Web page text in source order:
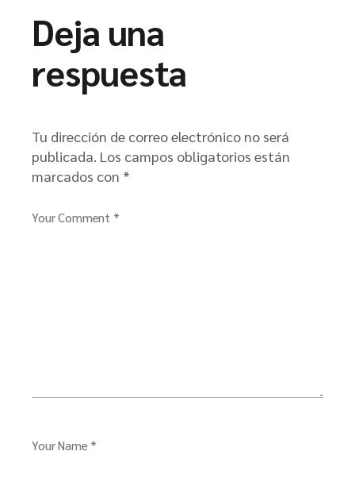
Deja una
respuesta
Tu dirección de correo electrónico no será
publicada. Los campos obligatorios están
marcados con *
Your Comment *
Your Name *